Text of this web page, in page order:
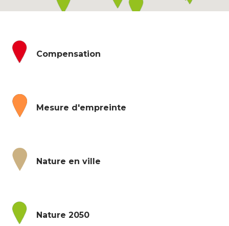
Compensation
Mesure d'empreinte
Nature en ville
Nature 2050